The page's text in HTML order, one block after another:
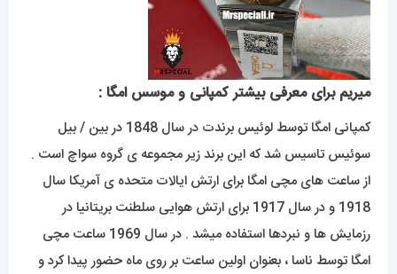
میریم برای معرفی بیشتر کمپانی و موسس امگا :
کمپانی امگا توسط لوئیس برندت در سال 1848 در بین / بیل
سوئیس تاسیس شد که این برند زیر مجموعه ی گروه سواچ است .
از ساعت های مچی امگا برای ارتش ایالات متحده ی آمریکا سال
1918 و در سال 1917 برای ارتش هوایی سلطنت بریتانیا در
رزمایش ها و نبردها استفاده میشد . در سال 1969 ساعت مچی
امگا توسط ناسا ، بعنوان اولین ساعت بر روی ماه حضور پیدا کرد و